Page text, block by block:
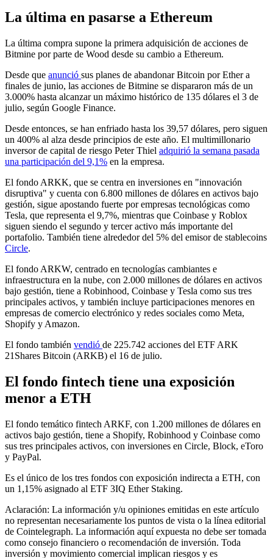
La última en pasarse a Ethereum
La última compra supone la primera adquisición de acciones de
Bitmine por parte de Wood desde su cambio a Ethereum.
Desde que anunció sus planes de abandonar Bitcoin por Ether a
finales de junio, las acciones de Bitmine se dispararon más de un
3.000% hasta alcanzar un máximo histórico de 135 dólares el 3 de
julio, según Google Finance.
Desde entonces, se han enfriado hasta los 39,57 dólares, pero siguen
un 400% al alza desde principios de este año. El multimillonario
inversor de capital de riesgo Peter Thiel adquirió la semana pasada
una participación del 9,1% en la empresa.
El fondo ARKK, que se centra en inversiones en "innovación
disruptiva" y cuenta con 6.800 millones de dólares en activos bajo
gestión, sigue apostando fuerte por empresas tecnológicas como
Tesla, que representa el 9,7%, mientras que Coinbase y Roblox
siguen siendo el segundo y tercer activo más importante del
portafolio. También tiene alrededor del 5% del emisor de stablecoins
Circle.
El fondo ARKW, centrado en tecnologías cambiantes e
infraestructura en la nube, con 2.000 millones de dólares en activos
bajo gestión, tiene a Robinhood, Coinbase y Tesla como sus tres
principales activos, y también incluye participaciones menores en
empresas de comercio electrónico y redes sociales como Meta,
Shopify y Amazon.
El fondo también vendió de 225.742 acciones del ETF ARK
21Shares Bitcoin (ARKB) el 16 de julio.
El fondo fintech tiene una exposición
menor a ETH
El fondo temático fintech ARKF, con 1.200 millones de dólares en
activos bajo gestión, tiene a Shopify, Robinhood y Coinbase como
sus tres principales activos, con inversiones en Circle, Block, eToro
y PayPal.
Es el único de los tres fondos con exposición indirecta a ETH, con
un 1,15% asignado al ETF 3IQ Ether Staking.
Aclaración: La información y/u opiniones emitidas en este artículo
no representan necesariamente los puntos de vista o la línea editorial
de Cointelegraph. La información aquí expuesta no debe ser tomada
como consejo financiero o recomendación de inversión. Toda
inversión y movimiento comercial implican riesgos y es